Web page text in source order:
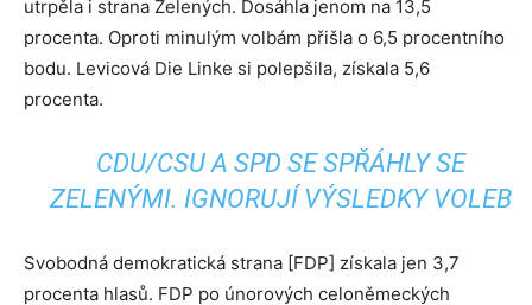
utrpěla i strana Zelených. Dosáhla jenom na 13,5
procenta. Oproti minulým volbám přišla o 6,5 procentního
bodu. Levicová Die Linke si polepšila, získala 5,6
procenta.
CDU/CSU A SPD SE SPŘÁHLY SE
ZELENÝMI. IGNORUJÍ VÝSLEDKY VOLEB
Svobodná demokratická strana [FDP] získala jen 3,7
procenta hlasů. FDP po únorových celoněmeckých